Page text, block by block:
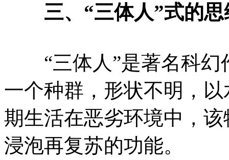
三、“三体人”式的思
“三体人”是著名科幻
一个种群，形状不明，
期生活在恶劣环境中，
浸泡再复苏的功能。